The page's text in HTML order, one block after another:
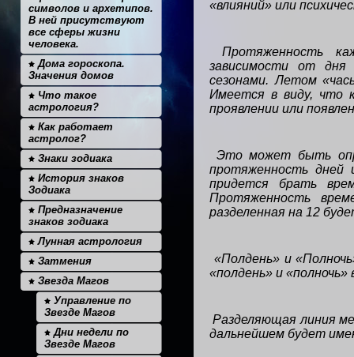
символов и архетипов.
В ней присутствуют
все сферы жизни
человека.
Дома гороскопа.
Значения домов
Что такое
астрология?
Как работает
астролог?
Знаки зодиака
История знаков
Зодиака
Предназначение
знаков зодиака
Лунная астрология
Затмения
Звезда Магов
Управление по
Звезде Магов
Дни недели по
Звезде Магов
«влияний» или
Протяженность
зависимости от
сезонами. Летом
Имеется в виду, что
проявлении или
Это может быть
протяженность дней
придется брать
Протяженность
разделенная на 12
«Полдень» и
«полдень» и
Разделяющая линия
дальнейшем будет